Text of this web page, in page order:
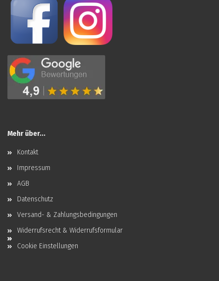
Mehr über...
Kontakt
Impressum
AGB
Datenschutz
Versand- & Zahlungsbedingungen
Widerrufsrecht & Widerrufsformular
Cookie Einstellungen